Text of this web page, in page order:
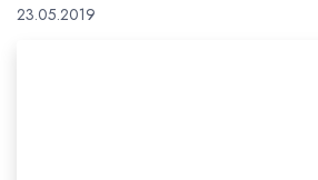
23.05.2019